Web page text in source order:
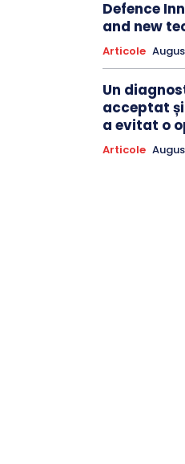
Defence
and new
Articole
Un
acceptat
a evitat o
Articole